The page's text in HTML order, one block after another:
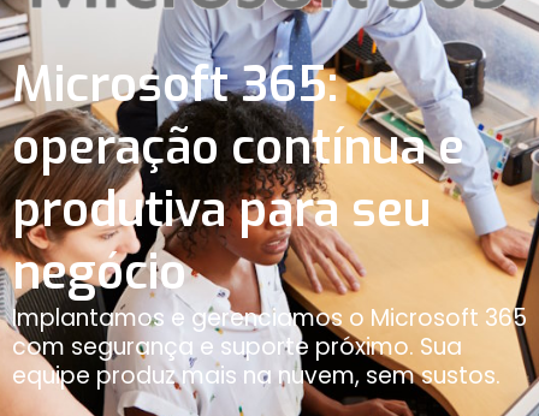
Microsoft 365:
operação contínua e
produtiva para seu
negócio
Implantamos e gerenciamos o Microsoft 365
com segurança e suporte próximo. Sua
equipe produz mais na nuvem, sem sustos.